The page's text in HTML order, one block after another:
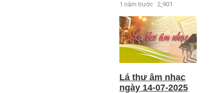
1 năm trước 2,901
Lá thư âm nhạc
ngày 14-07-2025